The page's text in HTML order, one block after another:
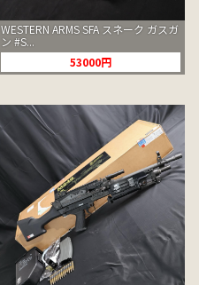
WESTERN ARMS SFA スネーク ガスガ
ン #S...
53000円